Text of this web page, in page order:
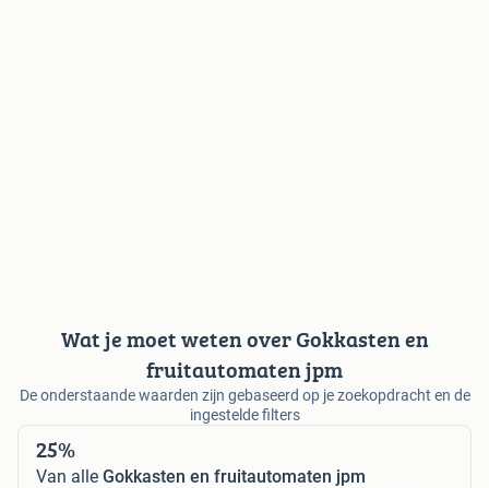
Wat je moet weten over Gokkasten en
fruitautomaten jpm
De onderstaande waarden zijn gebaseerd op je zoekopdracht en de
ingestelde filters
25%
Van alle Gokkasten en fruitautomaten jpm